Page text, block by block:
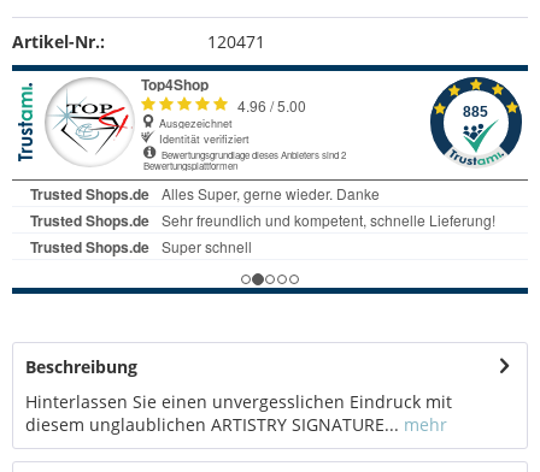
Artikel-Nr.: 120471
Beschreibung
Hinterlassen Sie einen unvergesslichen Eindruck mit
diesem unglaublichen ARTISTRY SIGNATURE... mehr